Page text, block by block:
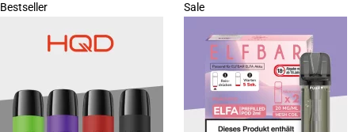
Bestseller Sale